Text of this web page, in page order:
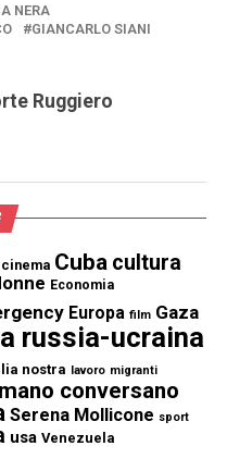
NERA
GIANCARLO SIANI
Ruggiero
cinema Cuba cultura
Economia
Europa film Gaza
russia-ucraina
nostra lavoro migranti
conversano
Serena Mollicone sport
usa Venezuela